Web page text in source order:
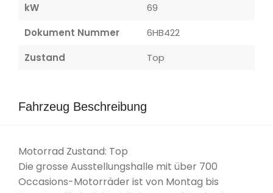
kW
69
Dokument Nummer
6HB422
Zustand
Top
Fahrzeug Beschreibung
Motorrad Zustand: Top
Die grosse Ausstellungshalle mit über 700
Occasions-Motorräder ist von Montag bis